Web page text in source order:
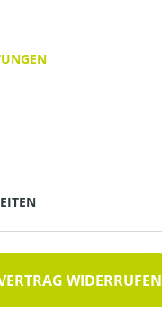
WIDERRUFEN